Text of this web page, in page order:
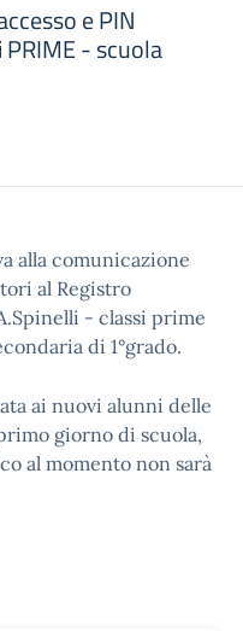
e PIN
- scuola
alla comunicazione
al Registro
- classi prime
di 1°grado.
ai nuovi alunni delle
giorno di scuola,
al momento non sarà